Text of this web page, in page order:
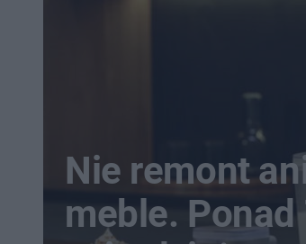
Nie remont
meble. Ponad